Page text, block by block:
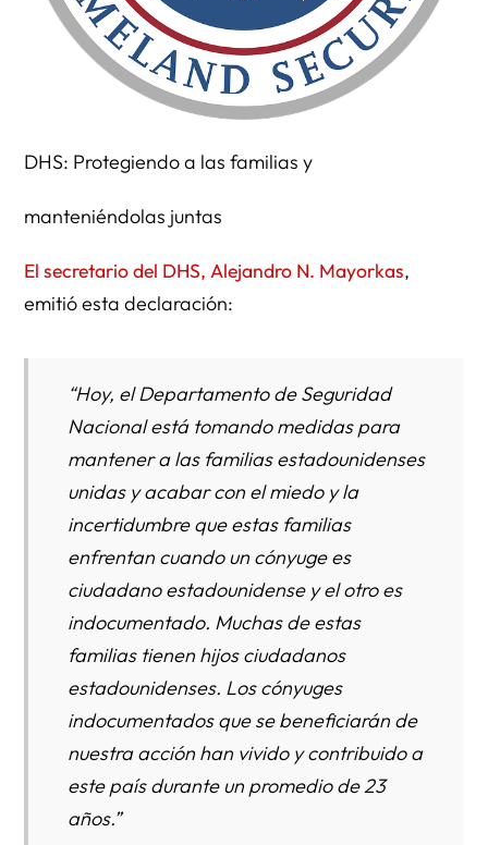
DHS: Protegiendo a las familias y
manteniéndolas juntas
El secretario del DHS, Alejandro N. Mayorkas,
emitió esta declaración:
“Hoy, el Departamento de Seguridad
Nacional está tomando medidas para
mantener a las familias estadounidenses
unidas y acabar con el miedo y la
incertidumbre que estas familias
enfrentan cuando un cónyuge es
ciudadano estadounidense y el otro es
indocumentado. Muchas de estas
familias tienen hijos ciudadanos
estadounidenses. Los cónyuges
indocumentados que se beneficiarán de
nuestra acción han vivido y contribuido a
este país durante un promedio de 23
años.”